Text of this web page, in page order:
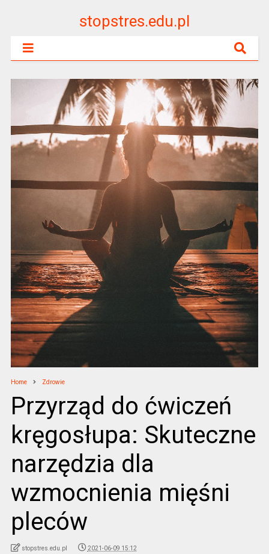
stopstres.edu.pl
Home Zdrowie
Przyrząd do ćwiczeń
kręgosłupa: Skuteczne
narzędzia dla
wzmocnienia mięśni
pleców
stopstres.edu.pl 2021-06-09 15:12